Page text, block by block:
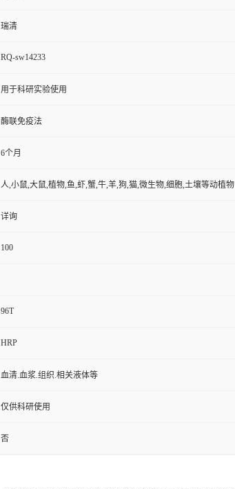
瑞清
RQ-sw14233
用于科研实验使用
酶联免疫法
6个月
人,小鼠,大鼠,植物,鱼,虾,蟹,牛,羊,狗,猫,微生物,细胞,土壤等动植物
详询
100
96T
HRP
血清.血浆.组织.相关液体等
仅供科研使用
否